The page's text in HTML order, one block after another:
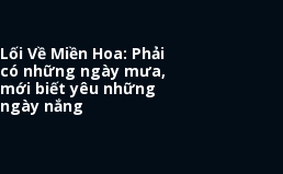
Lối Về Miền Hoa: Phải
có những ngày mưa,
mới biết yêu những
ngày nắng